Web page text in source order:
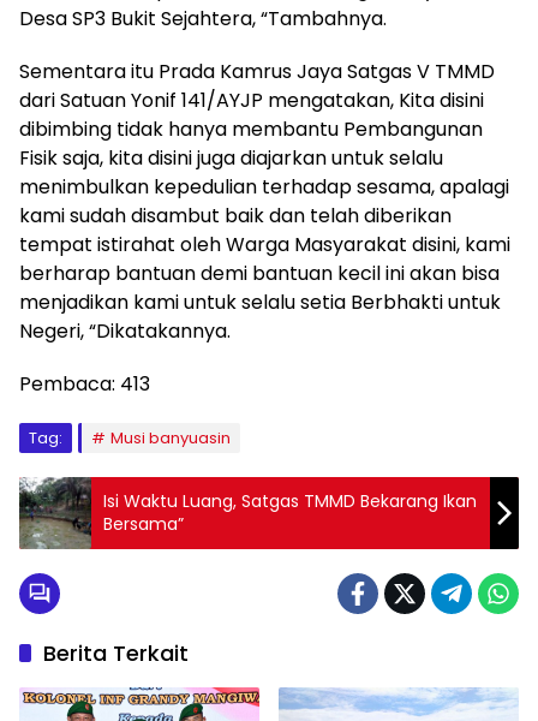
Desa SP3 Bukit Sejahtera, “Tambahnya.
Sementara itu Prada Kamrus Jaya Satgas V TMMD
dari Satuan Yonif 141/AYJP mengatakan, Kita disini
dibimbing tidak hanya membantu Pembangunan
Fisik saja, kita disini juga diajarkan untuk selalu
menimbulkan kepedulian terhadap sesama, apalagi
kami sudah disambut baik dan telah diberikan
tempat istirahat oleh Warga Masyarakat disini, kami
berharap bantuan demi bantuan kecil ini akan bisa
menjadikan kami untuk selalu setia Berbhakti untuk
Negeri, “Dikatakannya.
Pembaca: 413
Tag: Musi banyuasin
Isi Waktu Luang, Satgas TMMD Bekarang Ikan
Bersama”
Berita Terkait